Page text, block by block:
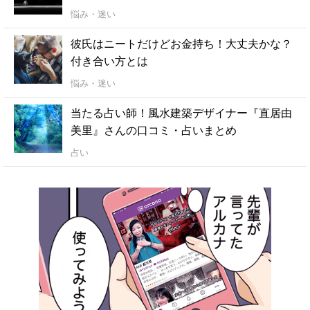
悩み・迷い
彼氏はニートだけどお金持ち！大丈夫かな？
付き合い方とは
悩み・迷い
当たる占い師！風水建築デザイナー『直居由
美里』さんの口コミ・占いまとめ
占い